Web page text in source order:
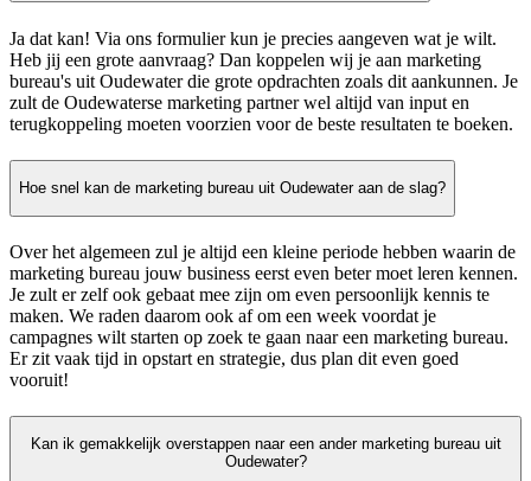
Ja dat kan! Via ons formulier kun je precies aangeven wat je wilt.
Heb jij een grote aanvraag? Dan koppelen wij je aan marketing
bureau's uit Oudewater die grote opdrachten zoals dit aankunnen. Je
zult de Oudewaterse marketing partner wel altijd van input en
terugkoppeling moeten voorzien voor de beste resultaten te boeken.
Hoe snel kan de marketing bureau uit Oudewater aan de slag?
Over het algemeen zul je altijd een kleine periode hebben waarin de
marketing bureau jouw business eerst even beter moet leren kennen.
Je zult er zelf ook gebaat mee zijn om even persoonlijk kennis te
maken. We raden daarom ook af om een week voordat je
campagnes wilt starten op zoek te gaan naar een marketing bureau.
Er zit vaak tijd in opstart en strategie, dus plan dit even goed
vooruit!
Kan ik gemakkelijk overstappen naar een ander marketing bureau uit
Oudewater?